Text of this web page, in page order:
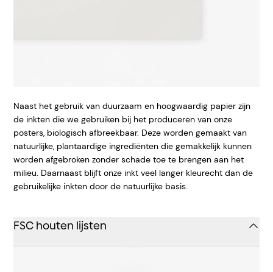
Naast het gebruik van duurzaam en hoogwaardig papier zijn
de inkten die we gebruiken bij het produceren van onze
posters, biologisch afbreekbaar. Deze worden gemaakt van
natuurlijke, plantaardige ingrediënten die gemakkelijk kunnen
worden afgebroken zonder schade toe te brengen aan het
milieu. Daarnaast blijft onze inkt veel langer kleurecht dan de
gebruikelijke inkten door de natuurlijke basis.
FSC houten lijsten